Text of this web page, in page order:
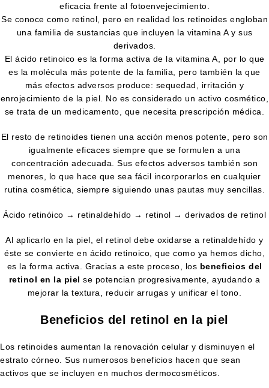
eficacia frente al fotoenvejecimiento.
Se conoce como retinol, pero en realidad los retinoides engloban
una familia de sustancias que incluyen la vitamina A y sus
derivados.
El ácido retinoico es la forma activa de la vitamina A, por lo que
es la molécula más potente de la familia, pero también la que
más efectos adversos produce: sequedad, irritación y
enrojecimiento de la piel. No es considerado un activo cosmético,
se trata de un medicamento, que necesita prescripción médica.
El resto de retinoides tienen una acción menos potente, pero son
igualmente eficaces siempre que se formulen a una
concentración adecuada. Sus efectos adversos también son
menores, lo que hace que sea fácil incorporarlos en cualquier
rutina cosmética, siempre siguiendo unas pautas muy sencillas.
Ácido retinóico → retinaldehído → retinol → derivados de retinol
Al aplicarlo en la piel, el retinol debe oxidarse a retinaldehído y
éste se convierte en ácido retinoico, que como ya hemos dicho,
es la forma activa. Gracias a este proceso, los beneficios del
retinol en la piel se potencian progresivamente, ayudando a
mejorar la textura, reducir arrugas y unificar el tono.
Beneficios del retinol en la piel
Los retinoides aumentan la renovación celular y disminuyen el
estrato córneo. Sus numerosos beneficios hacen que sean
activos que se incluyen en muchos dermocosméticos.